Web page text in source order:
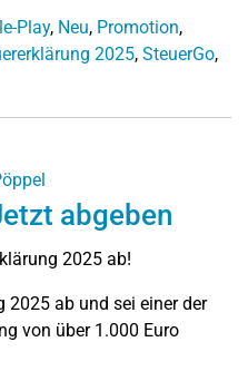
Play, Neu, Promotion,
2025, SteuerGo,
abgeben
2025 ab!
2025 ab und sei einer der
von über 1.000 Euro